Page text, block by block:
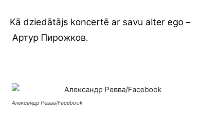
Kā dziedātājs koncertē ar savu alter ego –
Артур Пирожков.
Александр Ревва/Facebook